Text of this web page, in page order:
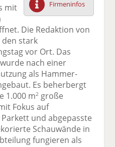
F
ac
e
o
o
k
te
il
e
n
tt
er
n
Li
n
k
di
n
te
il
E
m
ai
se
n
n
ck
e
n
Firmeninfos
mit
Die Redaktion von
den stark
vor Ort. Das
nach einer
als Hammer-
Es beherbergt
1.000 m2 große
Fokus auf
Parkett und abgepasste
Schauwände in
fungieren als